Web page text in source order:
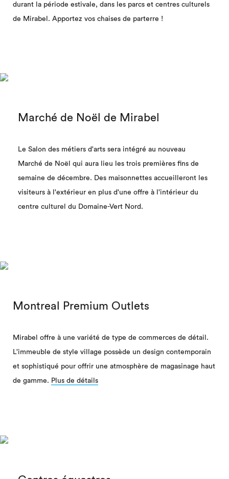
durant la période estivale, dans les parcs et centres culturels
de Mirabel. Apportez vos chaises de parterre !
Marché de Noël de Mirabel
Le Salon des métiers d'arts sera intégré au nouveau
Marché de Noël qui aura lieu les trois premières fins de
semaine de décembre. Des maisonnettes accueilleront les
visiteurs à l'extérieur en plus d'une offre à l'intérieur du
centre culturel du Domaine-Vert Nord.
Montreal Premium Outlets
Mirabel offre à une variété de type de commerces de détail.
L'immeuble de style village possède un design contemporain
et sophistiqué pour offrir une atmosphère de magasinage haut
de gamme. Plus de détails